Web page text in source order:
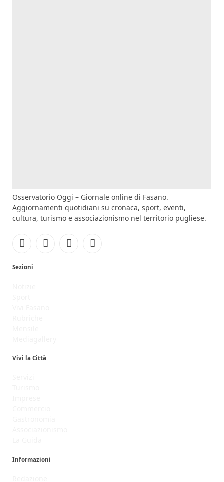
Osservatorio Oggi – Giornale online di Fasano.
Aggiornamenti quotidiani su cronaca, sport, eventi,
cultura, turismo e associazionismo nel territorio pugliese.
FacebookInstagramYouTubeRSS
Sezioni
Vivi la Città
Informazioni